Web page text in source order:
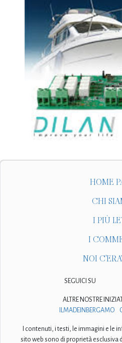
HOME
CHI
I PIÙ
I
NOI
SEGUICI SU
ALTRE NOSTRE
ILMADEINBERGAMO
I contenuti, i testi, le immagini e le
sito web sono di proprietà esclusiva